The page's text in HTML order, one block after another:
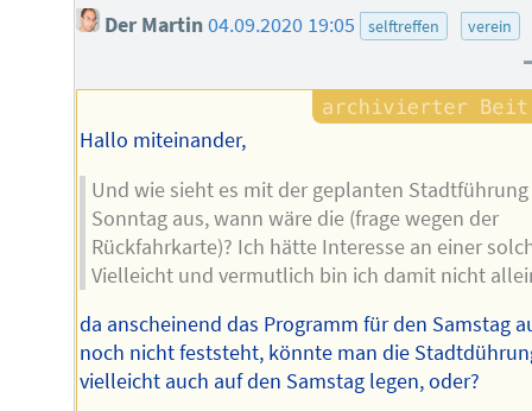
Der Martin04.09.2020 19:05 selftreffen verein
Hallo miteinander,
Und wie sieht es mit der geplanten
Sonntag aus, wann wäre die (frage wegen der
Rückfahrkarte)? Ich hätte Interesse an einer
Vielleicht und vermutlich bin ich damit nicht
da anscheinend das Programm für den Samstag
noch nicht feststeht, könnte man die
vielleicht auch auf den Samstag legen, oder?